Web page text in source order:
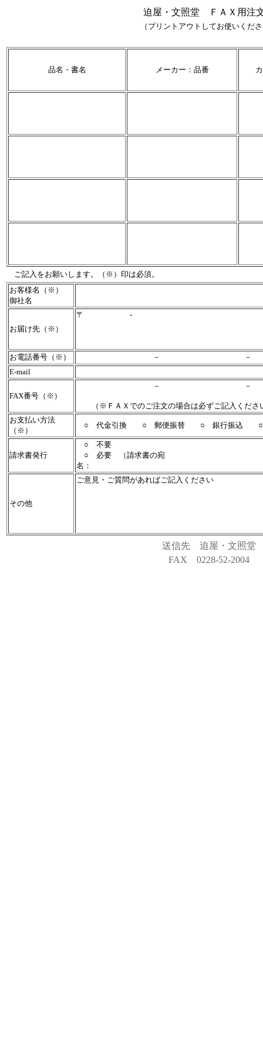
迫屋・文照堂 ＦＡＸ用注
（プリントアウトしてお使いくだ
品名・書名 メーカー：品番
ご記入をお願いします。（※）印は必須。
お客様名（※）
御社名
お届け先（※）
〒 -
お電話番号（※）
－
E-mail
FAX番号（※）
－
（※ＦＡＸでのご注文の場合は必ずご記入くだ
お支払い方法
（※）
○ 代金引換 ○ 郵便振替 ○ 銀行振込 ○
請求書発行
○ 不要
○ 必要 （請求書の宛
名：
その他
ご意見・ご質問があればご記入ください
送信先 迫屋・文照堂
FAX 0228-52-2004